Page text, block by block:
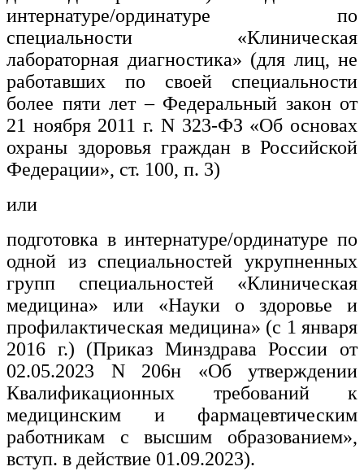
интернатуре/ординатуре по
специальности «Клиническая
лабораторная диагностика» (для лиц, не
работавших по своей специальности
более пяти лет – Федеральный закон от
21 ноября 2011 г. N 323-ФЗ «Об основах
охраны здоровья граждан в Российской
Федерации», ст. 100, п. 3)
или
подготовка в интернатуре/ординатуре по
одной из специальностей укрупненных
групп специальностей «Клиническая
медицина» или «Науки о здоровье и
профилактическая медицина» (с 1 января
2016 г.) (Приказ Минздрава России от
02.05.2023 N 206н «Об утверждении
Квалификационных требований к
медицинским и фармацевтическим
работникам с высшим образованием»,
вступ. в действие 01.09.2023).